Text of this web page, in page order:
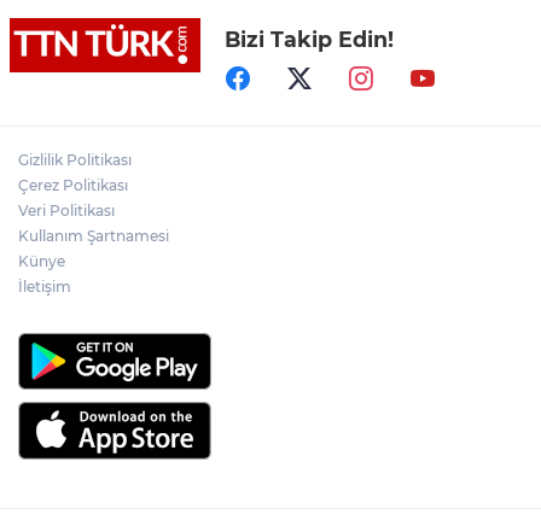
Adalet Bakanı Gürlek eski Özel Harekat
Başkanı Behçet Oktay’ın yakınlarını
Bakan Yumaklı: "İspanya’da
Bizi Takip Edin!
Gizlilik Politikası
Çerez Politikası
Veri Politikası
Kullanım Şartnamesi
Künye
İletişim